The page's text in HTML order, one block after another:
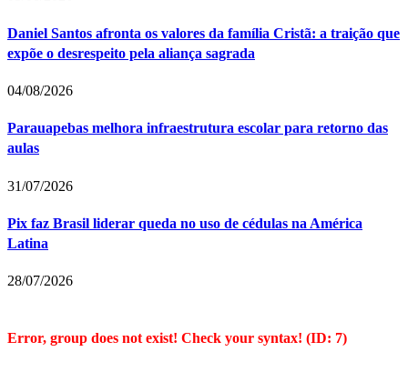
Daniel Santos afronta os valores da família Cristã: a traição que
expõe o desrespeito pela aliança sagrada
04/08/2026
Parauapebas melhora infraestrutura escolar para retorno das
aulas
31/07/2026
Pix faz Brasil liderar queda no uso de cédulas na América
Latina
28/07/2026
Error, group does not exist! Check your syntax! (ID: 7)